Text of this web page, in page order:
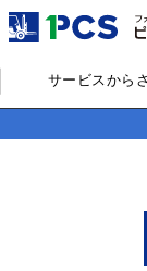
サービスから